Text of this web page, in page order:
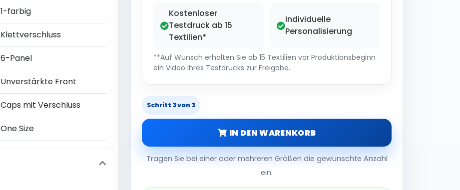
1-farbig
Klettverschluss
6-Panel
Unverstärkte Front
Caps mit Verschluss
One Size
Kostenloser
Testdruck ab 15
Textilien*
Individuelle
Personalisierung
**Auf Wunsch erhalten Sie ab 15 Textilien vor Produktionsbeginn
ein Video Ihres Testdrucks zur Freigabe..
Schritt 3 von 3
IN DEN WARENKORB
Tragen Sie bei einer oder mehreren Größen die gewünschte Anzahl
ein.